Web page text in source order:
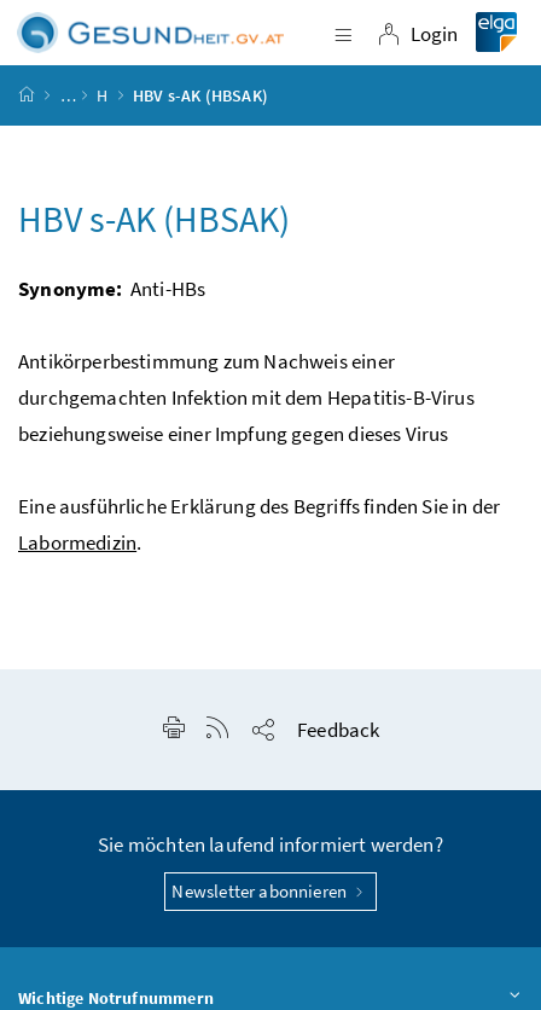
Zum Inhalt
Zum Hauptmenü
Zum Untermenü
Zur Suche
Navigation
Login
Login
Startseite
… H HBV s-AK (HBSAK)
HBV s-AK (HBSAK)
Synonyme: Anti-HBs
Antikörperbestimmung zum Nachweis einer
durchgemachten Infektion mit dem Hepatitis-B-Virus
beziehungsweise einer Impfung gegen dieses Virus
Eine ausführliche Erklärung des Begriffs finden Sie in der
Labormedizin.
Seite drucken
RSS-Feed anzeigen
Feedback
Sie möchten laufend informiert werden?
Newsletter abonnieren
Wichtige Notrufnummern